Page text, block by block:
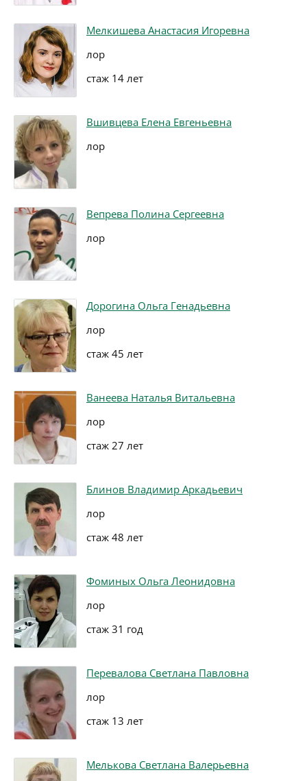
Мелкишева Анастасия Игоревна
лор
стаж 14 лет
Вшивцева Елена Евгеньевна
лор
Вепрева Полина Сергеевна
лор
Дорогина Ольга Генадьевна
лор
стаж 45 лет
Ванеева Наталья Витальевна
лор
стаж 27 лет
Блинов Владимир Аркадьевич
лор
стаж 48 лет
Фоминых Ольга Леонидовна
лор
стаж 31 год
Перевалова Светлана Павловна
лор
стаж 13 лет
Мелькова Светлана Валерьевна